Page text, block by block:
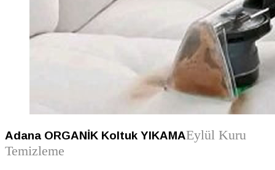
Adana ORGANİK Koltuk YIKAMAEylül Kuru
Temizleme